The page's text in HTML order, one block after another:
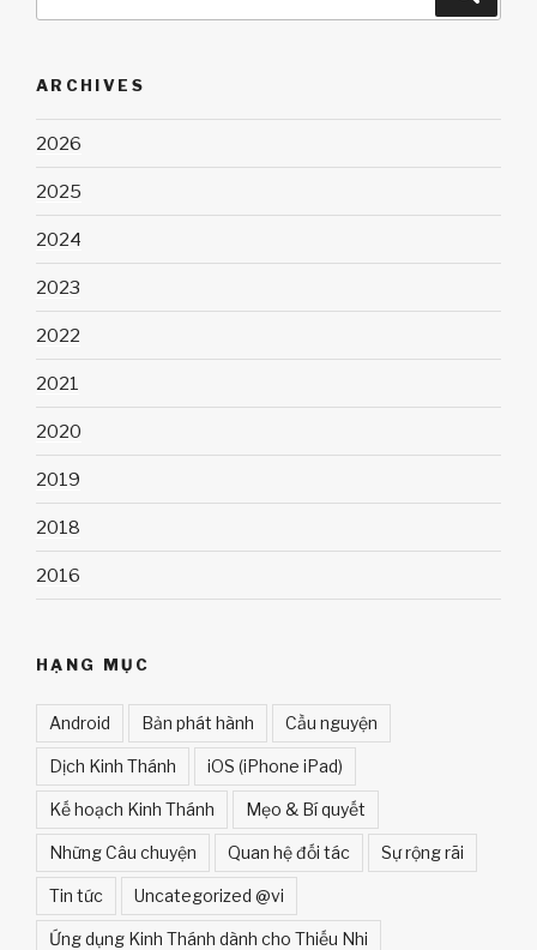
ARCHIVES
2026
2025
2024
2023
2022
2021
2020
2019
2018
2016
HẠNG MỤC
Android Bản phát hành Cầu nguyện
Dịch Kinh Thánh iOS (iPhone iPad)
Kế hoạch Kinh Thánh Mẹo & Bí quyết
Những Câu chuyện Quan hệ đối tác Sự rộng rãi
Tin tức Uncategorized @vi
Ứng dụng Kinh Thánh dành cho Thiếu Nhi